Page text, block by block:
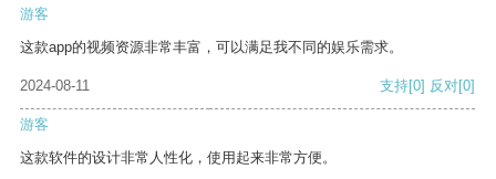
游客
这款app的视频资源非常丰富，可以满足我不同的娱乐需求。
2024-08-11 支持[0] 反对[0]
游客
这款软件的设计非常人性化，使用起来非常方便。